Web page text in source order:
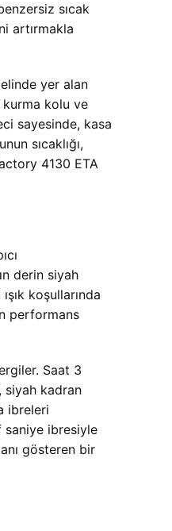
sıcak
artırmakla
yer alan
kurma kolu ve
sayesinde, kasa
sıcaklığı,
4130 ETA
derin siyah
koşullarında
performans
Saat 3
siyah kadran
ibreleri
saniye ibresiyle
gösteren bir